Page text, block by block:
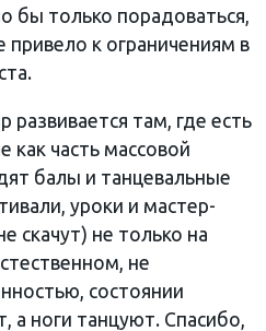
бы только порадоваться,
к ограничениям в
там, где есть
как часть массовой
балы и танцевальные
уроки и мастер-
скачут) не только на
не
состоянии
а ноги танцуют. Спасибо,